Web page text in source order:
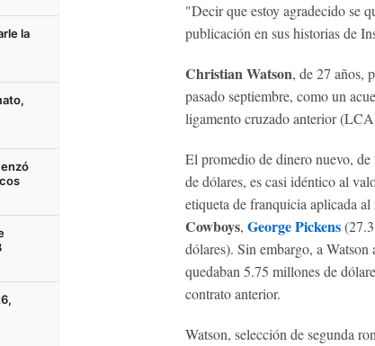
la
"Decir que estoy agradecido se
publicación en sus historias de
Christian Watson, de 27 años,
pasado septiembre, como un
ligamento cruzado anterior
El promedio de dinero nuevo,
de dólares, es casi idéntico al
etiqueta de franquicia aplicada al
Cowboys, George Pickens(27.3
dólares). Sin embargo, a Watson
quedaban 5.75 millones de
contrato anterior.
Watson, selección de segunda